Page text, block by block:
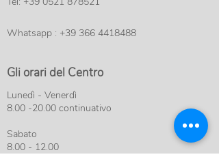
Whatsapp : +39 366 4418488
Gli orari del Centro
Lunedì - Venerdì
8.00 -20.00 continuativo
Sabato
8.00 - 12.00